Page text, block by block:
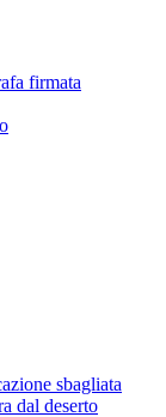
firmata
sbagliata
dal deserto